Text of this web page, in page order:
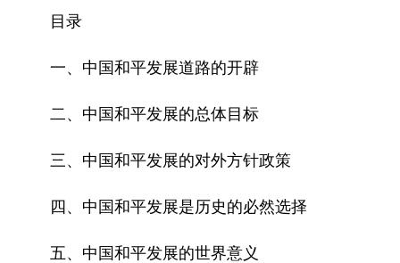
目录
一、中国和平发展道路的开辟
二、中国和平发展的总体目标
三、中国和平发展的对外方针政策
四、中国和平发展是历史的必然选择
五、中国和平发展的世界意义